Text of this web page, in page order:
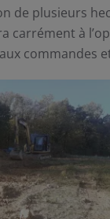
de plusieurs
carrément à
commandes